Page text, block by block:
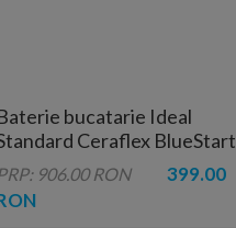
bucatarie Ideal
Ceraflex BlueStart
crom lucios monocomanda
906.00 RON
399.00